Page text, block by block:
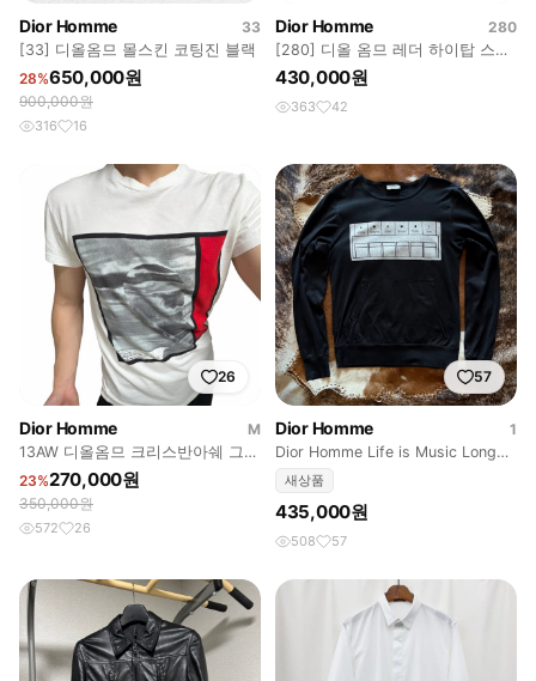
Dior Homme
33
[33] 디올옴므 몰스킨 코팅진 블랙
28%650,000원
900,000원
316 16
Dior Homme
280
[280] 디올 옴므 레더 하이탑 스니
커즈 네이비
430,000원
363 42
26
Dior Homme
M
13AW 디올옴므 크리스반아쉐 그래
픽 반팔 티셔츠
23%270,000원
350,000원
572 26
57
Dior Homme
1
Dior Homme Life is Music Long
sleeve
새상품
435,000원
508 57